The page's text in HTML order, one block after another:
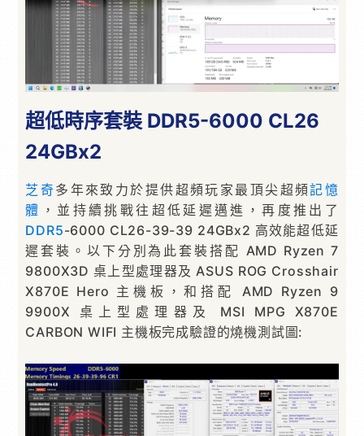
超低時序套裝 DDR5-6000 CL26
24GBx2
芝奇多年來致力於提供超頻玩家最頂尖超頻記憶
體 ，並持續挑戰往超低延遲邁進，再度推出了
DDR5-6000 CL26-39-39 24GBx2 高效能超低延
遲套裝。以下分別為此套裝搭配 AMD Ryzen 7
9800X3D 桌上型處理器及 ASUS ROG Crosshair
X870E Hero 主機板，和搭配 AMD Ryzen 9
9900X 桌上型處理器及 MSI MPG X870E
CARBON WIFI 主機板完成驗證的燒機測試圖: